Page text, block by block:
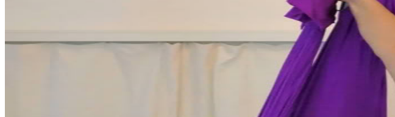
Perché allontanarsi da Vienna, quando in estate la città sa dare il meglio di sé? Lo studio